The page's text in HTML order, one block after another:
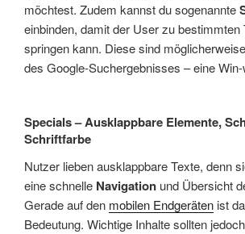
möchtest. Zudem kannst du sogenannte
einbinden, damit der User zu bestimmten
springen kann. Diese sind
des Google-Suchergebnisses – eine
Specials – Ausklappbare Elemente,
Schriftfarbe
Nutzer lieben ausklappbare Texte, denn
eine schnelle Navigation und Übersicht
Gerade auf den mobilen Endgeräten ist
Bedeutung. Wichtige Inhalte sollten